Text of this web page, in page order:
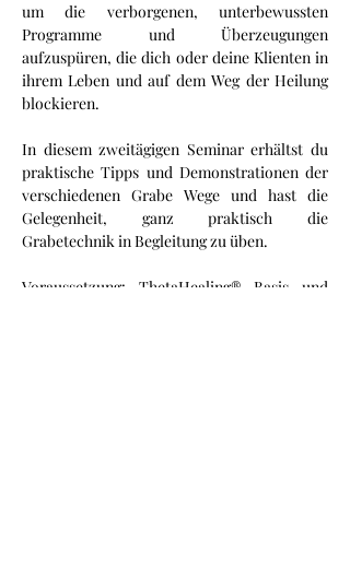
um die verborgenen, unterbewussten
Programme und Überzeugungen
aufzuspüren, die dich oder deine Klienten in
ihrem Leben und auf dem Weg der Heilung
blockieren.
In diesem zweitägigen Seminar erhältst du
praktische Tipps und Demonstrationen der
verschiedenen Grabe Wege und hast die
Gelegenheit, ganz praktisch die
Grabetechnik in Begleitung zu üben.
Voraussetzung: ThetaHealing® Basis und